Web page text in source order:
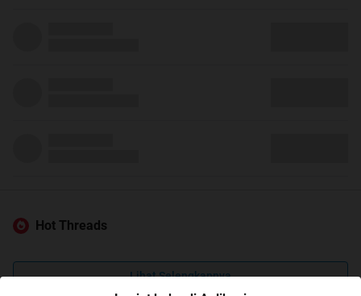
Hot Threads
Lihat Selengkapnya